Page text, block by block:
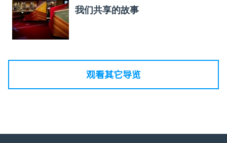
我们共享的故事
观看其它导览